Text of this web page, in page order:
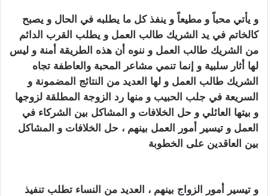
و يأتي محباً و مطيعاً و ينفذ كل ما يطلبه في الحال و يصبح
كالخاتم في يد الشريك طالب العمل و يطلب القرب الدائم
من الشريك طالب العمل و ننوه أن هذه الطريقة أمنة و ليس
لها أثار سلبية و إنما تنمي مشاعر المحبة والعاطفة تجاه
الشريك طالب العمل و لها العديد من النتائج المضمونة و
السريعة في جلب الحبيب و منها رد الزوجة المطلقة لزوجها
و بيتها العائلي و حل الخلافات و المشاكل بين الشركاء في
العمل و تيسير أمور العمل بينهم ، حل الخلافات و المشاكل
بين العاقدين على الخطوبة
و تيسير أمور الزواج بينهم ، العديد من النساء تطلب تنفيذ